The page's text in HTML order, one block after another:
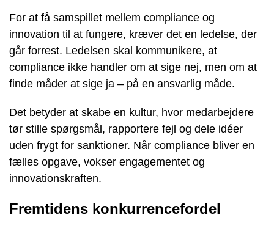
For at få samspillet mellem compliance og
innovation til at fungere, kræver det en ledelse, der
går forrest. Ledelsen skal kommunikere, at
compliance ikke handler om at sige nej, men om at
finde måder at sige ja – på en ansvarlig måde.
Det betyder at skabe en kultur, hvor medarbejdere
tør stille spørgsmål, rapportere fejl og dele idéer
uden frygt for sanktioner. Når compliance bliver en
fælles opgave, vokser engagementet og
innovationskraften.
Fremtidens konkurrencefordel